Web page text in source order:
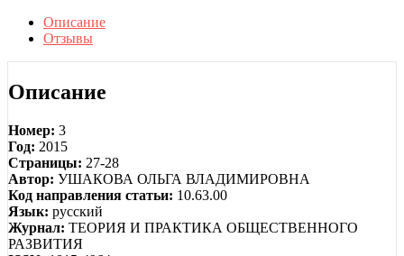
Описание
Отзывы
Описание
Номер: 3
Год: 2015
Страницы: 27-28
Автор: УШАКОВА ОЛЬГА ВЛАДИМИРОВНА
Код направления статьи: 10.63.00
Язык: русский
Журнал: ТЕОРИЯ И ПРАКТИКА ОБЩЕСТВЕННОГО
РАЗВИТИЯ